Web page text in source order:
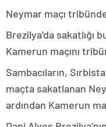
Neymar maçı
Brezilya’da sakatlığı
Kamerun maçını
Sambacıların,
maçta sakatlanan
ardından Kamerun